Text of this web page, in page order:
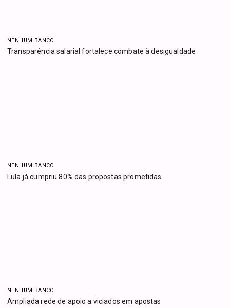
NENHUM BANCO
Transparência salarial fortalece combate à desigualdade
NENHUM BANCO
Lula já cumpriu 80% das propostas prometidas
NENHUM BANCO
Ampliada rede de apoio a viciados em apostas